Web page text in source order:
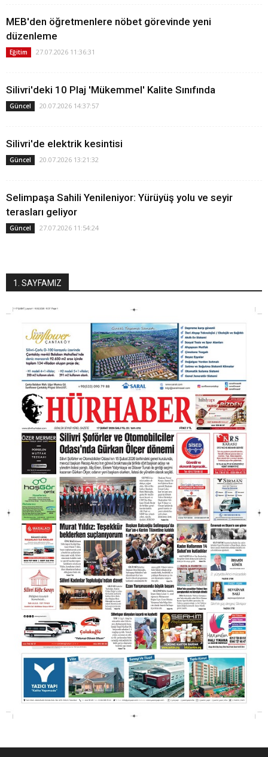
MEB'den öğretmenlere nöbet görevinde yeni
düzenleme
Eğitim 27.07.2026 11:36:31
Silivri'deki 10 Plaj 'Mükemmel' Kalite Sınıfında
Güncel 20.07.2026 14:37:57
Silivri'de elektrik kesintisi
Güncel 20.07.2026 13:21:32
Selimpaşa Sahili Yenileniyor: Yürüyüş yolu ve seyir
terasları geliyor
Güncel 27.07.2026 11:54:24
1. SAYFAMIZ